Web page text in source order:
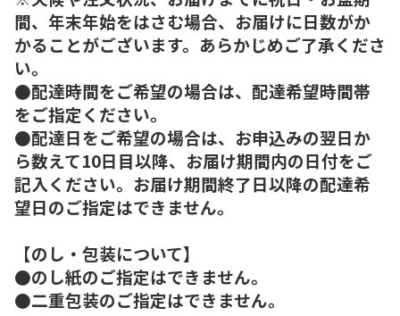
間、年末年始をはさむ場合、お届けに日数がか
かることがございます。あらかじめご了承くださ
い。
●配達時間をご希望の場合は、配達希望時間帯
をご指定ください。
●配達日をご希望の場合は、お申込みの翌日か
ら数えて10日目以降、お届け期間内の日付をご
記入ください。お届け期間終了日以降の配達希
望日のご指定はできません。
【のし・包装について】
●のし紙のご指定はできません。
●二重包装のご指定はできません。